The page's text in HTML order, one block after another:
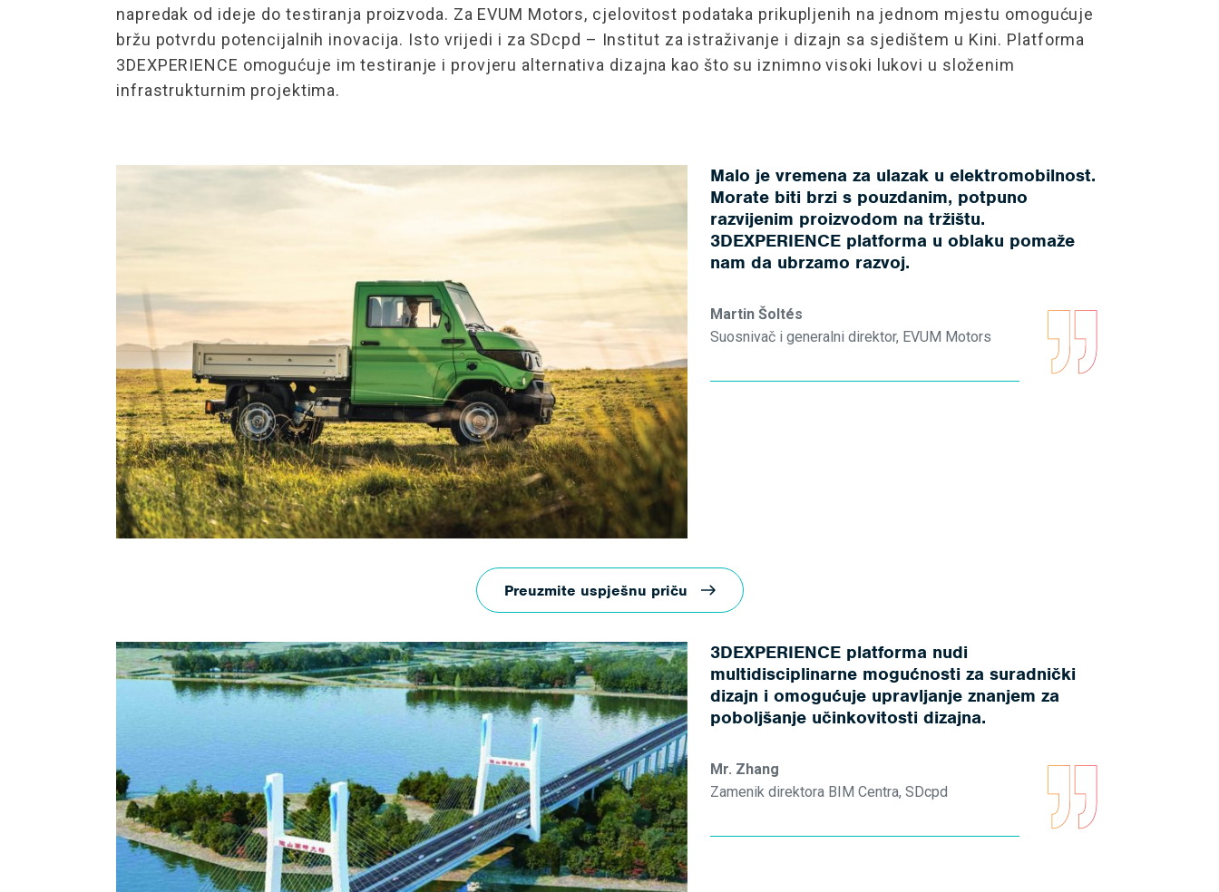
napredak od ideje do testiranja proizvoda. Za EVUM Motors, cjelovitost podataka prikupljenih na jednom mjestu omogućuje
bržu potvrdu potencijalnih inovacija. Isto vrijedi i za SDcpd – Institut za istraživanje i dizajn sa sjedištem u Kini. Platforma
3DEXPERIENCE omogućuje im testiranje i provjeru alternativa dizajna kao što su iznimno visoki lukovi u složenim
infrastrukturnim projektima.
Malo je vremena za ulazak u elektromobilnost.
Morate biti brzi s pouzdanim, potpuno
razvijenim proizvodom na tržištu.
3DEXPERIENCE platforma u oblaku pomaže
nam da ubrzamo razvoj.
Martin Šoltés
Suosnivač i generalni direktor, EVUM Motors
Preuzmite uspješnu priču
3DEXPERIENCE platforma nudi
multidisciplinarne mogućnosti za suradnički
dizajn i omogućuje upravljanje znanjem za
poboljšanje učinkovitosti dizajna.
Mr. Zhang
Zamenik direktora BIM Centra, SDcpd